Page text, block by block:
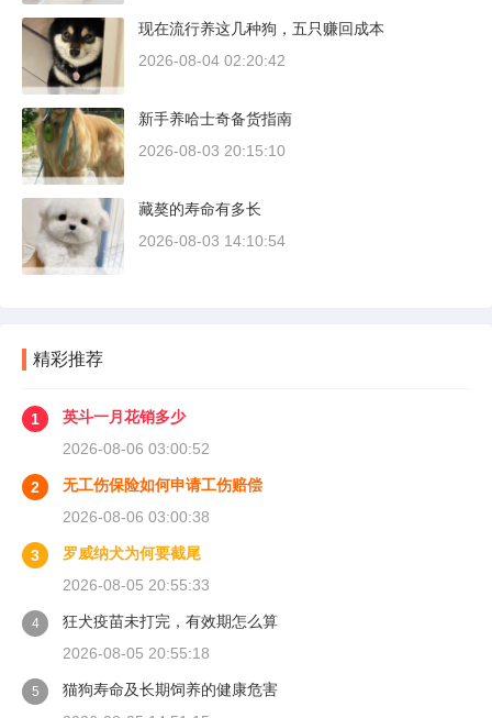
现在流行养这几种狗，五只赚回成本
2026-08-04 02:20:42
新手养哈士奇备货指南
2026-08-03 20:15:10
藏獒的寿命有多长
2026-08-03 14:10:54
精彩推荐
1
英斗一月花销多少
2026-08-06 03:00:52
2
无工伤保险如何申请工伤赔偿
2026-08-06 03:00:38
3
罗威纳犬为何要截尾
2026-08-05 20:55:33
4
狂犬疫苗未打完，有效期怎么算
2026-08-05 20:55:18
5
猫狗寿命及长期饲养的健康危害